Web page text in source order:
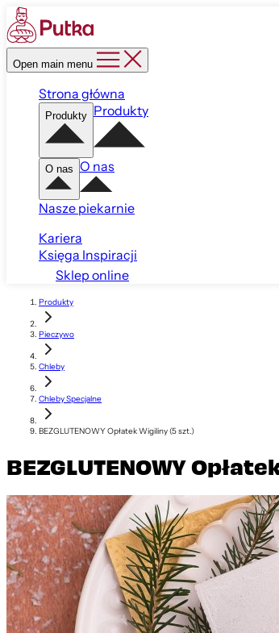
Open main menu
Strona główna
Produkty Produkty
O nas O nas
Nasze piekarnie
Kariera
Księga Inspiracji
Sklep online
Produkty
Pieczywo
Chleby
Chleby Specjalne
BEZGLUTENOWY Opłatek Wigiliny (5 szt.)
BEZGLUTENOWY